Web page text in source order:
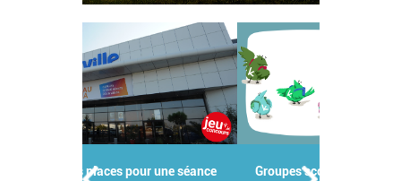
Groupes scolaires, centres de